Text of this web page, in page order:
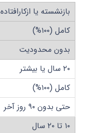
بازنشسته یا ازکارافتاده
کامل (۱۰۰%)
بدون محدودیت
۲۰ سال یا بیشتر
کامل (۱۰۰%)
حتی بدون ۹۰ روز آخر
۱۰ تا ۲۰ سال